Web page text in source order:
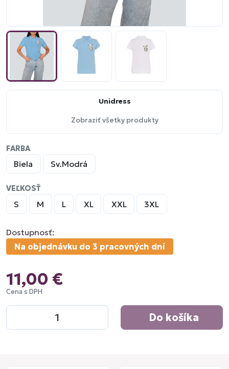
Unidress
Zobraziť všetky produkty
FARBA
Biela Sv.Modrá
VEĽKOSŤ
S M L XL XXL 3XL
Dostupnosť:
Na objednávku do 3 pracovných dní
11,00 €
Cena s DPH
Do košíka